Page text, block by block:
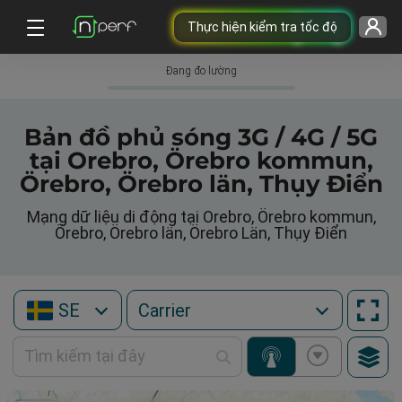
Thực hiện kiểm tra tốc độ
Đang đo lường
Bản đồ phủ sóng 3G / 4G / 5G
tại Orebro, Örebro kommun,
Örebro, Örebro län, Thụy Điển
Mạng dữ liệu di động tại Orebro, Örebro kommun,
Örebro, Örebro län, Örebro Län, Thụy Điển
SE